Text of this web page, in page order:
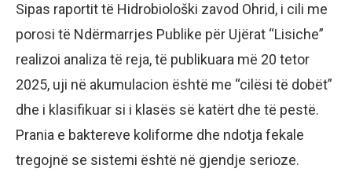
Sipas raportit të Hidrobiološki zavod Ohrid, i cili me
porosi të Ndërmarrjes Publike për Ujërat “Lisiche”
realizoi analiza të reja, të publikuara më 20 tetor
2025, uji në akumulacion është me “cilësi të dobët”
dhe i klasifikuar si i klasës së katërt dhe të pestë.
Prania e baktereve koliforme dhe ndotja fekale
tregojnë se sistemi është në gjendje serioze.